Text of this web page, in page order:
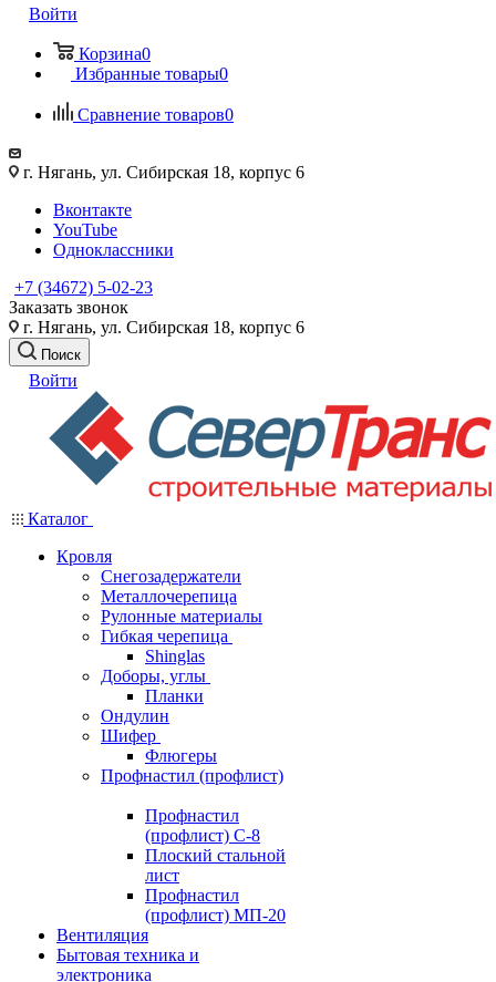
Войти
Корзина0
Избранные товары0
Сравнение товаров0
г. Нягань, ул. Сибирская 18, корпус 6
Вконтакте
YouTube
Одноклассники
+7 (34672) 5-02-23
Заказать звонок
г. Нягань, ул. Сибирская 18, корпус 6
Поиск
Войти
Каталог
Кровля
Снегозадержатели
Металлочерепица
Рулонные материалы
Гибкая черепица
Shinglas
Доборы, углы
Планки
Ондулин
Шифер
Флюгеры
Профнастил (профлист)
Профнастил
(профлист) С-8
Плоский стальной
лист
Профнастил
(профлист) МП-20
Вентиляция
Бытовая техника и
электроника